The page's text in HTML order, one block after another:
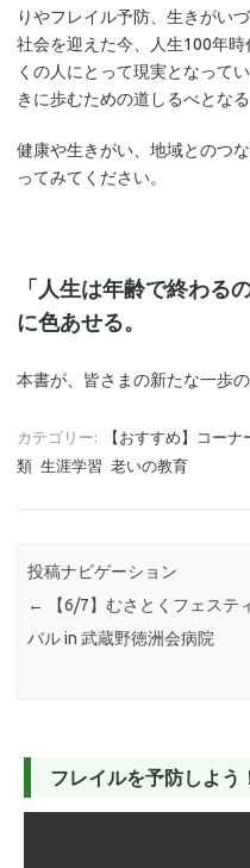
りやフレイル予防、生きがい
社会を迎えた今、人生100年
くの人にとって現実となって
きに歩むための道しるべとなる
健康や生きがい、地域とのつ
ってみてください。
「人生は年齢で終わる
に色あせる。
本書が、皆さまの新たな一歩
カテゴリー: 【おすすめ】コーナ
類 生涯学習 老いの教育
投稿ナビゲーション
←
【6/7】むさとくフェステ
バル in 武蔵野徳洲会病院
フレイルを予防しよう